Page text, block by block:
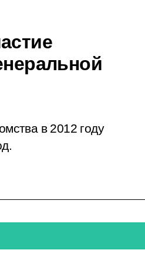
в 2012 году